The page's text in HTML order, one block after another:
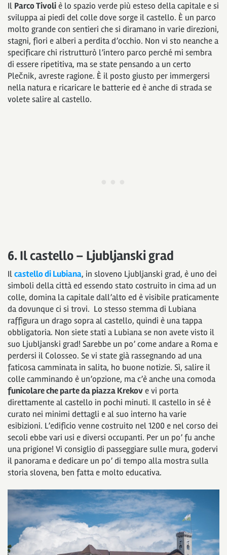
Il Parco Tivoliè lo spazio verde più esteso della capitale e si
sviluppa ai piedi del colle dove sorge il castello. È un parco
molto grande con sentieri che si diramano in varie direzioni,
stagni, fiori e alberi a perdita d’occhio. Non vi sto neanche a
specificare chi ristrutturò l’intero parco perché mi sembra
di essere ripetitiva, ma se state pensando a un certo
Plečnik, avreste ragione. È il posto giusto per immergersi
nella natura e ricaricare le batterie ed è anche di strada se
volete salire al castello.
6. Il castello – Ljubljanski grad
Ilcastello di Lubiana, in sloveno Ljubljanski grad, è uno dei
simboli della città ed essendo stato costruito in cima ad un
colle, domina la capitale dall’alto ed è visibile praticamente
da dovunque ci si trovi. Lo stesso stemma di Lubiana
raffigura un drago sopra al castello, quindi è una tappa
obbligatoria. Non siete stati a Lubiana se non avete visto il
suo Ljubljanski grad! Sarebbe un po’ come andare a Roma e
perdersi il Colosseo. Se vi state già rassegnando ad una
faticosa camminata in salita, ho buone notizie. Sì, salire il
colle camminando è un’opzione, ma c’è anche una comoda
funicolare che parte da piazza Krekove vi porta
direttamente al castello in pochi minuti. Il castello in sé è
curato nei minimi dettagli e al suo interno ha varie
esibizioni. L’edificio venne costruito nel 1200 e nel corso dei
secoli ebbe vari usi e diversi occupanti. Per un po’ fu anche
una prigione! Vi consiglio di passeggiare sulle mura, godervi
il panorama e dedicare un po’ di tempo alla mostra sulla
storia slovena, ben fatta e molto educativa.